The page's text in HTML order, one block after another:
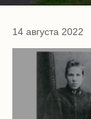
14 августа 2022